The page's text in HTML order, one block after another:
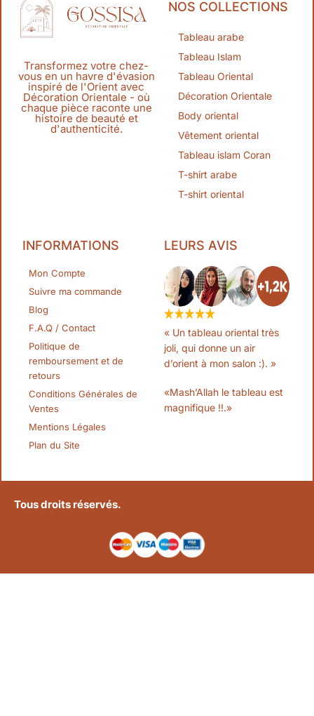
Transformez votre chez-
vous en un havre d'évasion
inspiré de l'Orient avec
Décoration Orientale - où
chaque pièce raconte une
histoire de beauté et
d'authenticité.
NOS COLLECTIONS
Tableau arabe
Tableau Islam
Tableau Oriental
Décoration Orientale
Body oriental
Vêtement oriental
Tableau islam Coran
T-shirt arabe
T-shirt oriental
INFORMATIONS
Mon Compte
Suivre ma commande
Blog
F.A.Q / Contact
Politique de
remboursement et de
retours
Conditions Générales de
Ventes
Mentions Légales
Plan du Site
LEURS AVIS
« Un tableau oriental très
joli, qui donne un air
d’orient à mon salon :). »
«Mash’Allah le tableau est
magnifique !!.»
Tous droits réservés.